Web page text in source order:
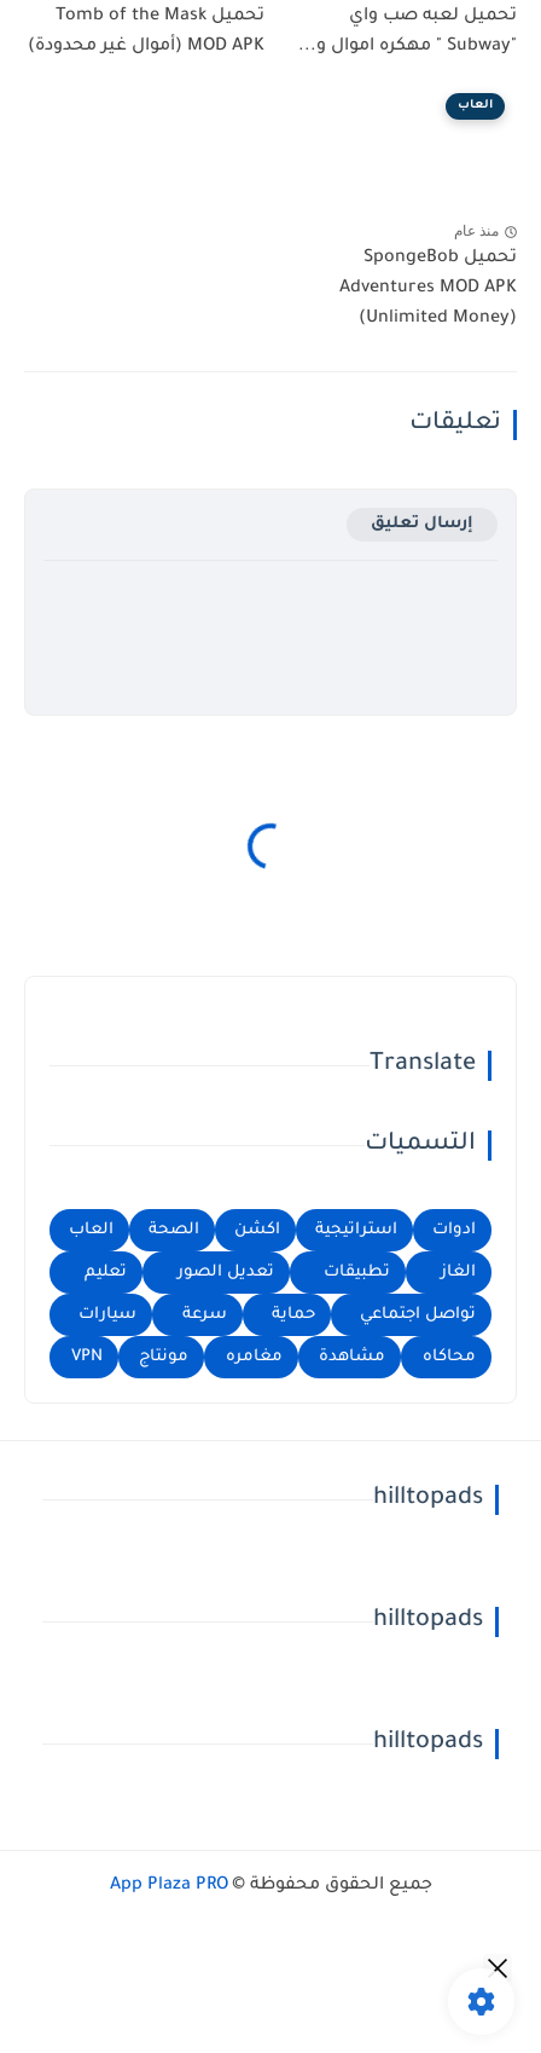
تحميل لعبه صب واي
"Subway " مهكره اموال و...
تحميل Tomb of the Mask
MOD APK (أموال غير محدودة)
العاب
منذ عام
تحميل SpongeBob
Adventures MOD APK
(Unlimited Money)
تعليقات
إرسال تعليق
Translate
التسميات
ادوات استراتيجية اكشن الصحة العاب
الغاز تطبيقات تعديل الصور تعليم
تواصل اجتماعي حماية سرعة سيارات
محاكاه مشاهدة مغامره مونتاج VPN
hilltopads
hilltopads
hilltopads
جميع الحقوق محفوظة © App Plaza PRO